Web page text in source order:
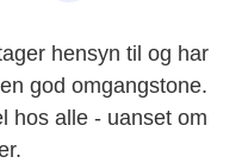
hensyn til og har
god omgangstone.
hos alle - uanset om